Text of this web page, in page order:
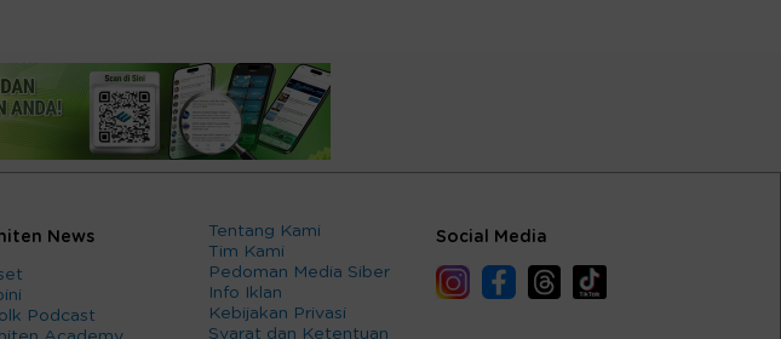
News
Podcast
Tentang Kami
Tim Kami
Pedoman Media Siber
Info Iklan
Kebijakan Privasi
Syarat dan Ketentuan
Social Media